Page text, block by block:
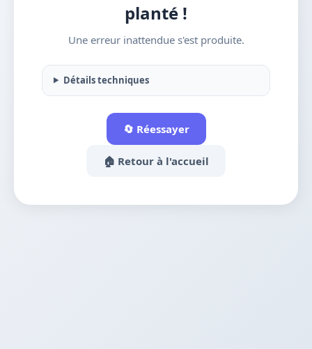
planté !
Une erreur inattendue s'est produite.
Détails techniques
🔄 Réessayer
🏠 Retour à l'accueil